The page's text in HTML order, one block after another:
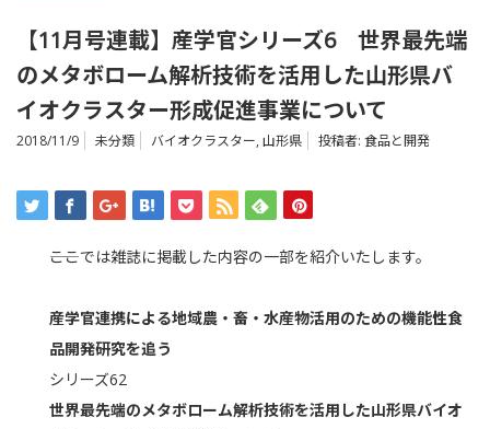
【11月号連載】産学官シリーズ6 世界最先端
のメタボローム解析技術を活用した山形県バ
イオクラスター形成促進事業について
2018/11/9 未分類 バイオクラスター, 山形県 投稿者: 食品と開発
――ここでは雑誌に掲載した内容の一部を紹介いたします。
産学官連携による地域農・畜・水産物活用のための機能性食
品開発研究を追う
シリーズ62
世界最先端のメタボローム解析技術を活用した山形県バイオ